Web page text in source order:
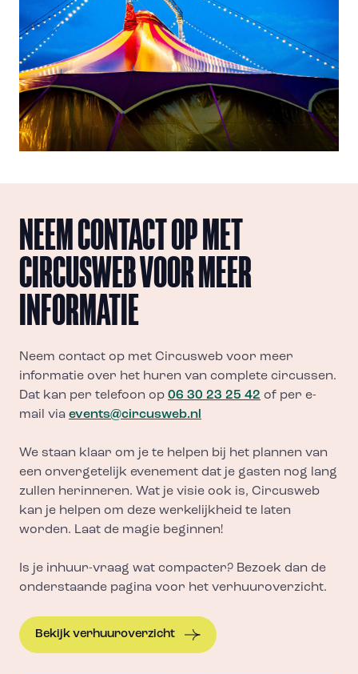
NEEM CONTACT OP MET
CIRCUSWEB VOOR MEER
INFORMATIE
Neem contact op met Circusweb voor meer
informatie over het huren van complete circussen.
Dat kan per telefoon op 06 30 23 25 42 of per e-
mail via events@circusweb.nl
We staan klaar om je te helpen bij het plannen van
een onvergetelijk evenement dat je gasten nog lang
zullen herinneren. Wat je visie ook is, Circusweb
kan je helpen om deze werkelijkheid te laten
worden. Laat de magie beginnen!
Is je inhuur-vraag wat compacter? Bezoek dan de
onderstaande pagina voor het verhuuroverzicht.
Bekijk verhuuroverzicht